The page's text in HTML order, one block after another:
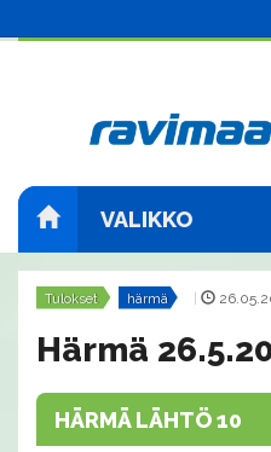
VALIKKO
Tulokset härmä
Härmä
HÄRMÄ LÄHTÖ 10